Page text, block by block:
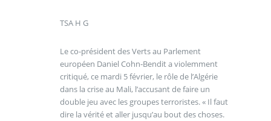
TSA H G
Le co-président des Verts au Parlement
européen Daniel Cohn‑Bendit a violemment
critiqué, ce mardi 5 février, le rôle de l’Algérie
dans la crise au Mali, l’accusant de faire un
double jeu avec les groupes terroristes. « Il faut
dire la vérité et aller jusqu’au bout des choses.